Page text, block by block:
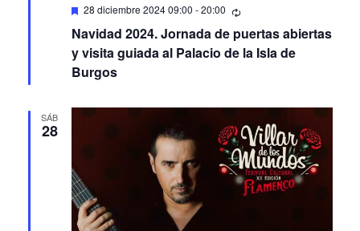
Featured
28 diciembre 2024 09:00 -20:00
Navidad 2024. Jornada de puertas abiertas
y visita guiada al Palacio de la Isla de
Burgos
SÁB
28